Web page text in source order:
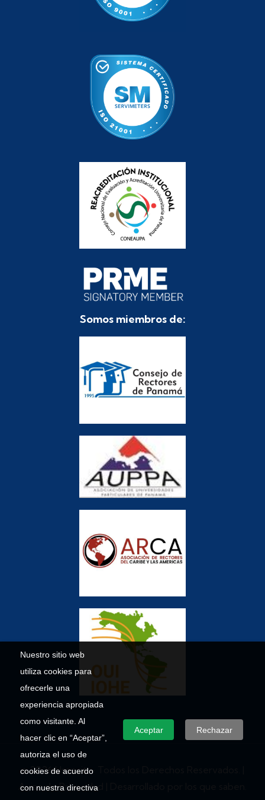
Nuestro sitio web
utiliza cookies para
ofrecerle una
experiencia apropiada
como visitante. Al
hacer clic en “Aceptar”,
autoriza el uso de
cookies de acuerdo
con nuestra directiva
Aceptar Rechazar
Somos miembros de:
© 2026 Umecit – Todos los Derechos Reservados. |
Aviso de Privacidad